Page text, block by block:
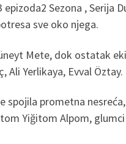
Sezona , Serija
sve oko njega.
Mete, dok ostatak
Ali Yerlikaya, Evval Öztay.
prometna
Yiğitom Alpom,